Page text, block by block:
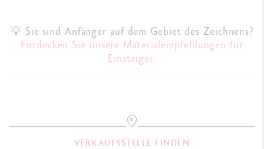
💡 Sie sind Anfänger auf dem Gebiet des Zeichnens?
Entdecken Sie unsere Materialempfehlungen für
Einsteiger.
VERKAUFSSTELLE FINDEN